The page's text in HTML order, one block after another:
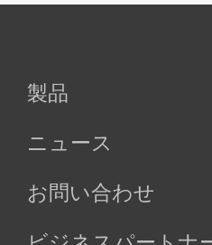
製品
ニュース
お問い合わせ